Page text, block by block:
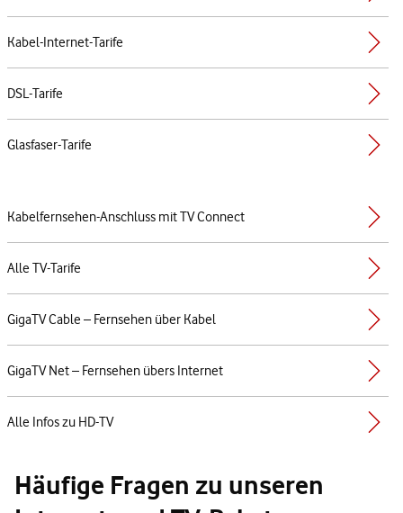
Kabel-Internet-Tarife
DSL-Tarife
Glasfaser-Tarife
Kabelfernsehen-Anschluss mit TV Connect
Alle TV-Tarife
GigaTV Cable – Fernsehen über Kabel
GigaTV Net – Fernsehen übers Internet
Alle Infos zu HD-TV
Häufige Fragen zu unseren